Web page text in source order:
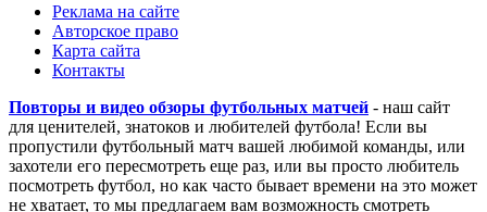
Реклама на сайте
Авторское право
Карта сайта
Контакты
Повторы и видео обзоры футбольных матчей - наш сайт
для ценителей, знатоков и любителей футбола! Если вы
пропустили футбольный матч вашей любимой команды, или
захотели его пересмотреть еще раз, или вы просто любитель
посмотреть футбол, но как часто бывает времени на это может
не хватает, то мы предлагаем вам возможность смотреть